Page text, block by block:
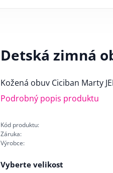
Detská zimná
Kožená obuv Ciciban Marty
Podrobný popis produktu
Kód produktu:
Záruka:
Výrobce:
Vyberte velikost